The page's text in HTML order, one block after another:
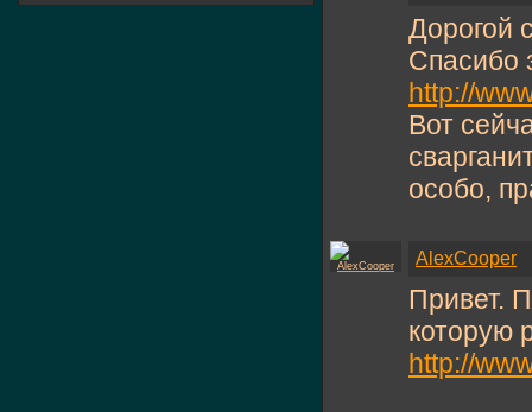
Дорогой
Спасибо
http://
Вот
особо,
AlexCooper
Привет.
которую
http://